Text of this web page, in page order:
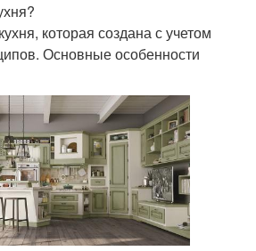
которая создана с учетом
Основные особенности